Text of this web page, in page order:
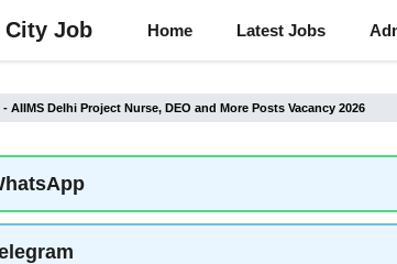
City Job Home Latest Jobs
- AIIMS Delhi Project Nurse, DEO and More Posts Vacancy 2026